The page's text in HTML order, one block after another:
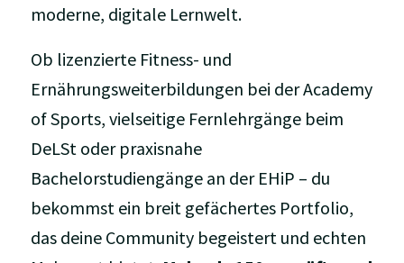
moderne, digitale Lernwelt.
Ob lizenzierte Fitness- und
Ernährungsweiterbildungen bei der Academy
of Sports, vielseitige Fernlehrgänge beim
DeLSt oder praxisnahe
Bachelorstudiengänge an der EHiP – du
bekommst ein breit gefächertes Portfolio,
das deine Community begeistert und echten